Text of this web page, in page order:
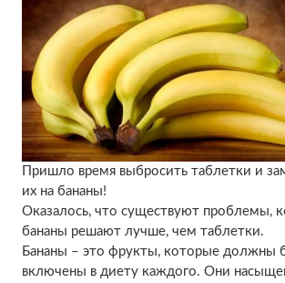
Пришло время выбросить таблетки и
их на бананы!
Оказалось, что существуют проблемы,
бананы решают лучше, чем таблетки.
Бананы – это фрукты, которые должны
включены в диету каждого. Они